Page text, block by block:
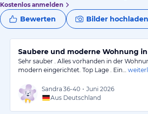
Kostenlos anmelden
Bewerten Bilder hochladen
Saubere und moderne Wohnung in
Sehr sauber . Alles vorhanden in der
modern eingerichtet. Top Lage . Ein…
Sandra 36-40 • Juni 2026
Aus Deutschland